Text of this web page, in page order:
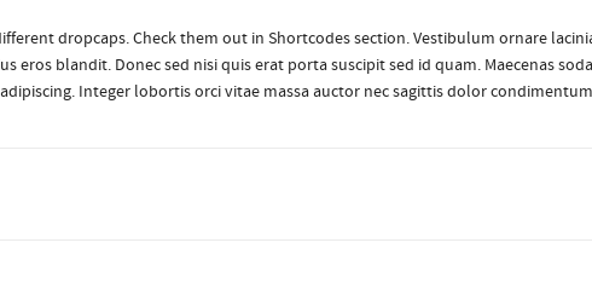
dropcaps. Check them out in Shortcodes section. Vestibulum ornare
eros blandit. Donec sed nisi quis erat porta suscipit sed id quam. Maecenas
Integer lobortis orci vitae massa auctor nec sagittis dolor